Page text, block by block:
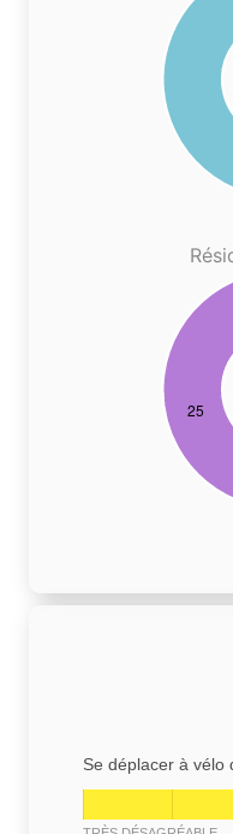
Se déplacer à vélo